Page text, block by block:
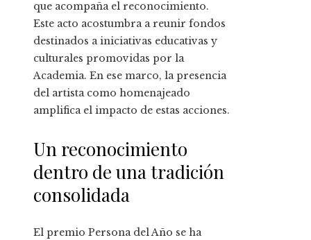
que acompaña el reconocimiento.
Este acto acostumbra a reunir fondos
destinados a iniciativas educativas y
culturales promovidas por la
Academia. En ese marco, la presencia
del artista como homenajeado
amplifica el impacto de estas acciones.
Un reconocimiento
dentro de una tradición
consolidada
El premio Persona del Año se ha